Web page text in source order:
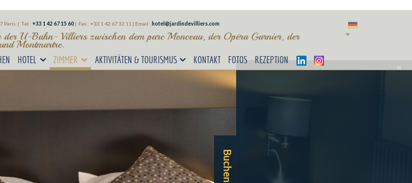
Paris | Tel : +33 1 42 67 15 60 | Fax : +33 1 42 67 32 11 | Email : hotel@jardindevilliers.com
der U-Bahn- Villiers zwischen dem parc Monceau, der Opéra Garnier, der
Montmartre.
HOTEL ZIMMER AKTIVITÄTEN & TOURISMUS KONTAKT FOTOS REZEPTION
Buchen